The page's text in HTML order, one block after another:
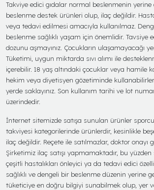
Takviye edici gıdalar normal beslenmenin yerine
beslenme destek ürünleri olup, ilaç değildir.
veya tedavi edilmesi amacıyla kullanılmaz.
beslenme sağlıklı yaşam için önemlidir. Tavsiye
dozunu aşmayınız. Çocukların ulaşamayacağı
Tüketimi, uygun miktarda sıvı alımı ile
içerebilir. 18 yaş altındaki çocuklar veya hamile
hekim veya diyetisyen gözetiminde
yerde saklayınız. Son kullanım tarihi ve lot
üzerindedir.
İnternet sitemizde satışa sunulan ürünler sporcu
takviyesi kategorilerinde ürünlerdir, kesinlikle
ilaç değildir. Reçete ile satılmazlar, doktor onayı
Şirketimiz ilaç satışı yapmamaktadır, bu
çeşitli hastalıkları önleyici ya da tedavi edici
sağlıklı ve dengeli bir beslenme düzenin yerine
tüketiciye en doğru bilgiyi sunabilmek olup, yer